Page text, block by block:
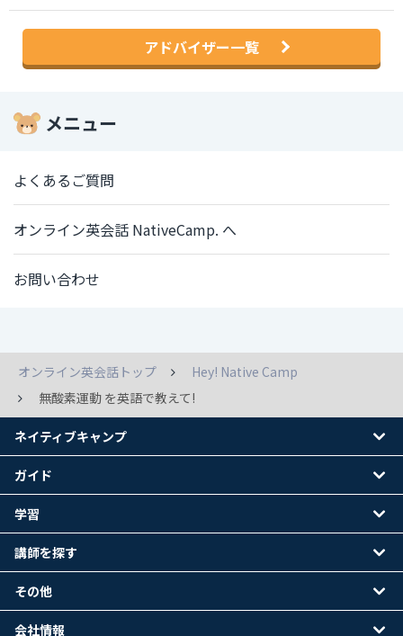
アドバイザー一覧
メニュー
よくあるご質問
オンライン英会話 NativeCamp. へ
お問い合わせ
オンライン英会話トップ
Hey! Native Camp
無酸素運動 を英語で教えて!
ネイティブキャンプ
ガイド
学習
講師を探す
その他
会社情報